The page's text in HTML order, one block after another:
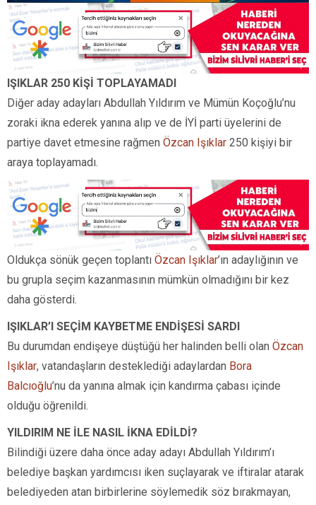
IŞIKLAR 250 KİŞİ TOPLAYAMADI
Diğer aday adayları Abdullah Yıldırım ve Mümün Koçoğlu’nu
zoraki ikna ederek yanına alıp ve de İYİ parti üyelerini de
partiye davet etmesine rağmen Özcan Işıklar 250 kişiyi bir
araya toplayamadı.
Oldukça sönük geçen toplantı Özcan Işıklar’ın adaylığının ve
bu grupla seçim kazanmasının mümkün olmadığını bir kez
daha gösterdi.
IŞIKLAR’I SEÇİM KAYBETME ENDİŞESİ SARDI
Bu durumdan endişeye düştüğü her halinden belli olan Özcan
Işıklar, vatandaşların desteklediği adaylardan Bora
Balcıoğlu’nu da yanına almak için kandırma çabası içinde
olduğu öğrenildi.
YILDIRIM NE İLE NASIL İKNA EDİLDİ?
Bilindiği üzere daha önce aday adayı Abdullah Yıldırım’ı
belediye başkan yardımcısı iken suçlayarak ve iftiralar atarak
belediyeden atan birbirlerine söylemedik söz bırakmayan,